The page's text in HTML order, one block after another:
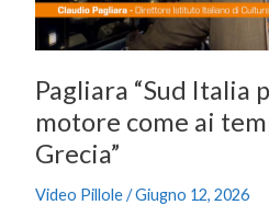
Pagliara “Sud Italia
motore come ai
Grecia”
Video Pillole/Giugno 12, 2026
tempi
Magna
Grecia”